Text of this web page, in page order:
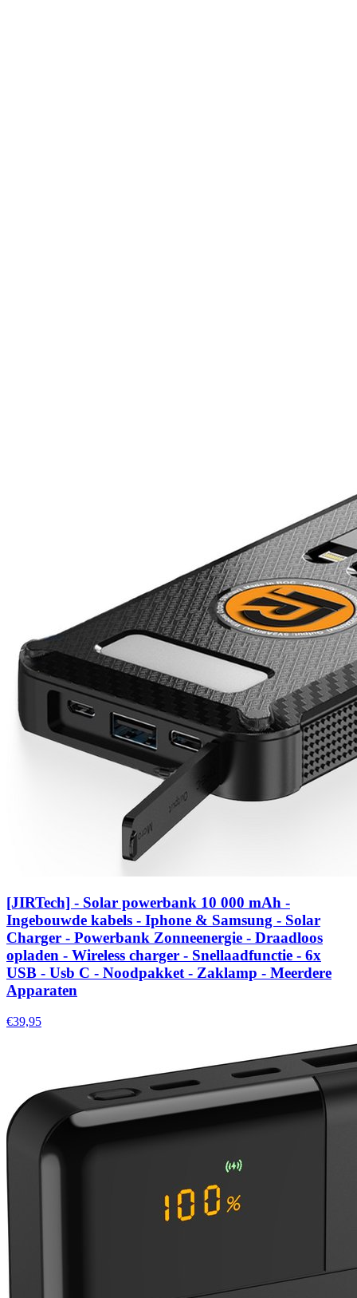
[JIRTech] - Solar powerbank 10 000 mAh -
Ingebouwde kabels - Iphone & Samsung - Solar
Charger - Powerbank Zonneenergie - Draadloos
opladen - Wireless charger - Snellaadfunctie - 6x
USB - Usb C - Noodpakket - Zaklamp - Meerdere
Apparaten
€39,95